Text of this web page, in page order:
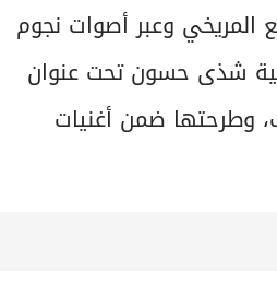
المريخي وعبر أصوات نجوم
شذى حسون تحت عنوان
وطرحتها ضمن أغنيات